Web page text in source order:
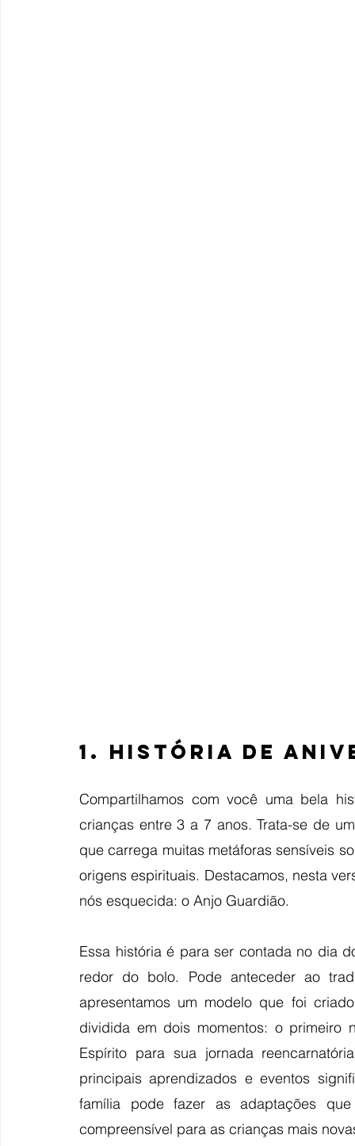
1. HISTÓRIA DE
Compartilhamos com você uma bela
crianças entre 3 a 7 anos. Trata-se de
que carrega muitas metáforas sensíveis
origens espirituais. Destacamos, nesta
nós esquecida: o Anjo Guardião.
Essa história é para ser contada no dia
redor do bolo. Pode anteceder ao
apresentamos um modelo que foi
dividida em dois momentos: o primeiro
Espírito para sua jornada
principais aprendizados e eventos
família pode fazer as adaptações
compreensível para as crianças mais